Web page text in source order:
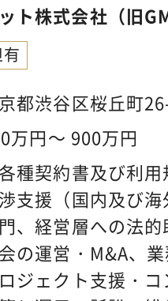
■入社後の研修・
＜充実した研修
募ジョブチャレ
、ビジネスから
ン学習や当社社
など、年間を通し
また、目標管理
談、社内公募の
あり、面談など
ます。また、海
役会・株主総会
ブ報酬の企画・
組織再編や会社
や外為法に関す
に関する業務・グ
の整備・管理 ・
構築と運用
ト株式会社（旧
都渋谷区桜丘町
800万円～ 900万円
各種契約書及び利
支援（国内及び
、経営層への法
の運営・M&A、
ジェクト支援・